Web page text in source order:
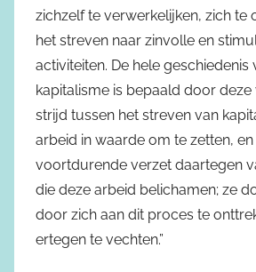
zichzelf te verwerkelijken, zich te
het streven naar zinvolle en
activiteiten. De hele geschiedenis
kapitalisme is bepaald door
strijd tussen het streven van
arbeid in waarde om te zetten,
voortdurende verzet daartegen
die deze arbeid belichamen; ze
door zich aan dit proces te
ertegen te vechten.”